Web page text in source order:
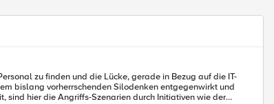
zu finden und die Lücke, gerade in Bezug auf die IT-
sind hier die Angriffs-Szenarien durch Initiativen wie der